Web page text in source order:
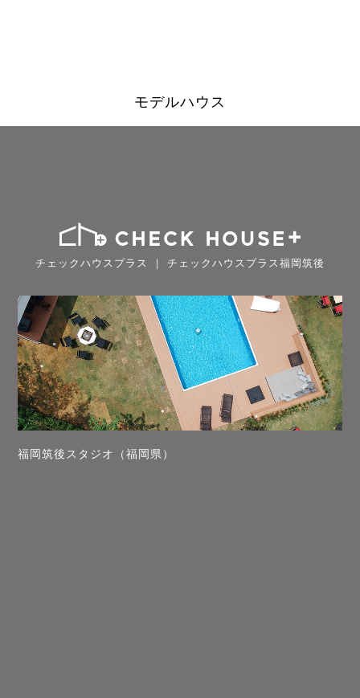
モデルハウス
チェックハウスプラス ｜ チェックハウスプラス福岡筑後
福岡筑後スタジオ（福岡県）